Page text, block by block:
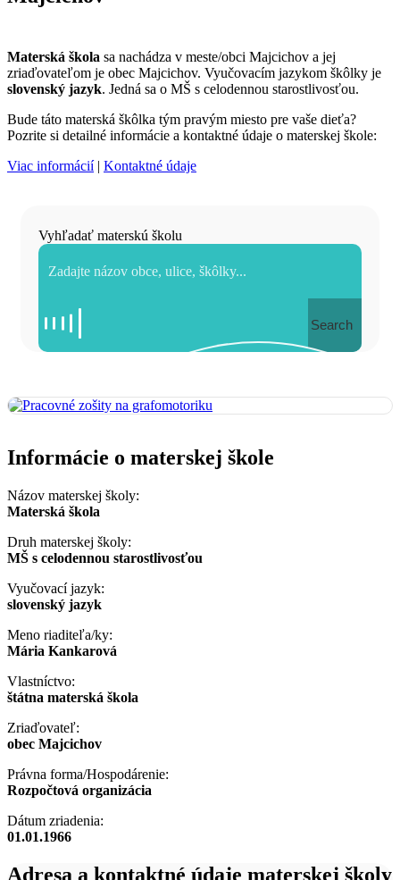
Materská škola sa nachádza v meste/obci Majcichov a jej
zriaďovateľom je obec Majcichov. Vyučovacím jazykom škôlky je
slovenský jazyk. Jedná sa o MŠ s celodennou starostlivosťou.
Bude táto materská škôlka tým pravým miesto pre vaše dieťa?
Pozrite si detailné informácie a kontaktné údaje o materskej škole:
Viac informácií| Kontaktné údaje
Vyhľadať materskú školu
Search
Informácie o materskej škole
Názov materskej školy:
Materská škola
Druh materskej školy:
MŠ s celodennou starostlivosťou
Vyučovací jazyk:
slovenský jazyk
Meno riaditeľa/ky:
Mária Kankarová
Vlastníctvo:
štátna materská škola
Zriaďovateľ:
obec Majcichov
Právna forma/Hospodárenie:
Rozpočtová organizácia
Dátum zriadenia:
01.01.1966
Adresa a kontaktné údaje materskej školy